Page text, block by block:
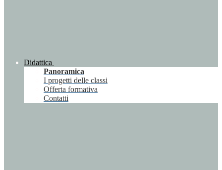
Didattica
Panoramica
I progetti delle classi
Offerta formativa
Contatti